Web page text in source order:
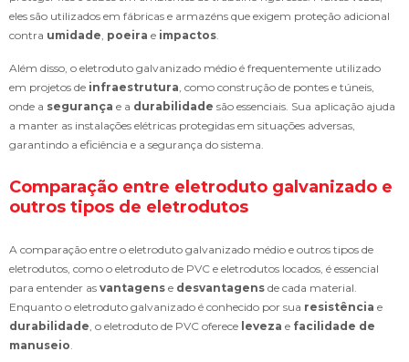
eles são utilizados em fábricas e armazéns que exigem proteção adicional
contra umidade, poeira e impactos.
Além disso, o eletroduto galvanizado médio é frequentemente utilizado
em projetos de infraestrutura, como construção de pontes e túneis,
onde a segurança e a durabilidade são essenciais. Sua aplicação ajuda
a manter as instalações elétricas protegidas em situações adversas,
garantindo a eficiência e a segurança do sistema.
Comparação entre eletroduto galvanizado e
outros tipos de eletrodutos
A comparação entre o eletroduto galvanizado médio e outros tipos de
eletrodutos, como o eletroduto de PVC e eletrodutos locados, é essencial
para entender as vantagens e desvantagens de cada material.
Enquanto o eletroduto galvanizado é conhecido por sua resistência e
durabilidade, o eletroduto de PVC oferece leveza e facilidade de
manuseio.